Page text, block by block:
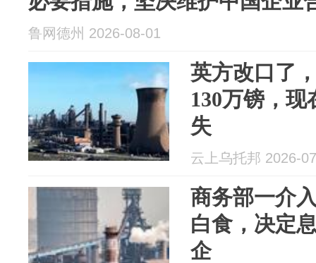
鲁网德州 2026-08-01
英方改口了
130万镑，
失
云上乌托邦 2026-
商务部一介
白食，决定
企